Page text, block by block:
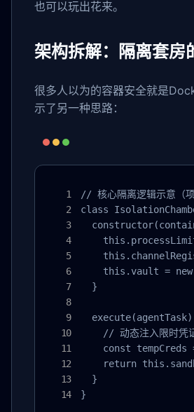
也可以玩出花来。
架构拆解：隔离套房
很多人以为的容器安全就是
示了另一种思路：
// 核心隔离逻辑示意（项
class
this.vault =
  }
execute(agentTask)
// 动态注入限时凭
const tempCreds
return
  }
}